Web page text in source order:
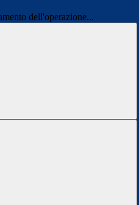
dell'operazione...